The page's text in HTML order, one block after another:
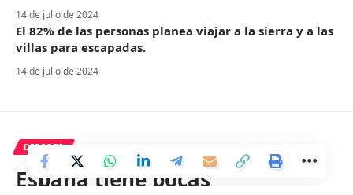
14 de julio de 2024
El 82% de las personas planea viajar a la sierra y a las
villas para escapadas.
14 de julio de 2024
DEPORTE
España tiene pocas